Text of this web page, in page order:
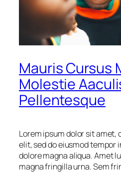
Mauris Cursus
Molestie
Pellentesque
Lorem ipsum dolor sit
elit, sed do eiusmod tempor
dolore magna aliqua. Amet
magna fringilla urna. Sem